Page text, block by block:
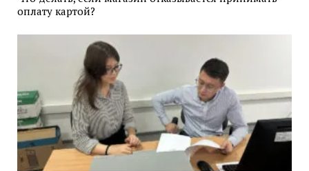
оплату картой?